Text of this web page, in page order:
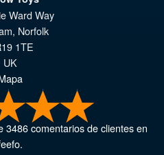
Ward Way
, Norfolk
1TE
UK
3486comentarios de clientes en